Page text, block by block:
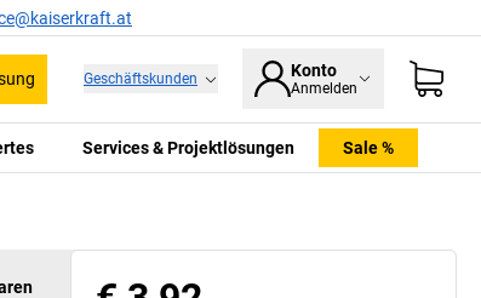
Geschäftskunden Konto
Anmelden
Services & Projektlösungen Sale %